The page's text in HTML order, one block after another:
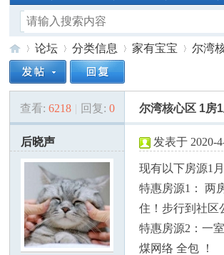
美
国
»
论坛
›
分类信息 家有宝宝
›
尔湾
查看: 6218 | 回复: 0 尔湾核心区 1房
后晓声 发表于 2020-
现有以下房源1
特惠房源1： 两
住！步行到社区
特惠房源2：一
煤网络 全包 ！